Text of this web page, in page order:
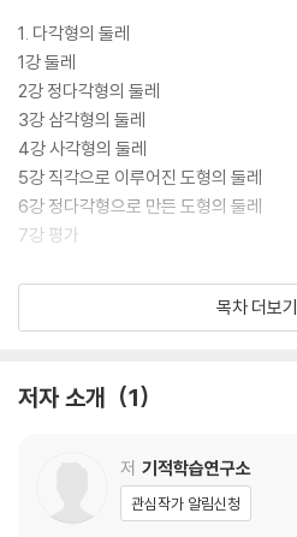
1. 다각형의 둘레
1강 둘레
2강 정다각형의 둘레
3강 삼각형의 둘레
4강 사각형의 둘레
5강 직각으로 이루어진 도형의 둘레
6강 정다각형으로 만든 도형의 둘레
7강 평가
2. 다각형의 넓이
11강 평행사변형의 넓이
13강 사다리꼴의 넓이
14강 마름모의 넓이
15강 다각형의 넓이 총정리
목차 더보기
저자 소개 1
저 기적학습연구소
관심작가 알림신청